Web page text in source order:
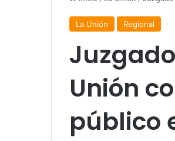
La Unión Regional
Unión
público